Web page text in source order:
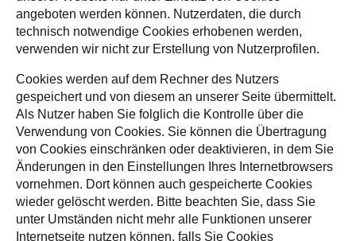
angeboten werden können. Nutzerdaten, die durch
technisch notwendige Cookies erhobenen werden,
verwenden wir nicht zur Erstellung von Nutzerprofilen.
Cookies werden auf dem Rechner des Nutzers
gespeichert und von diesem an unserer Seite übermittelt.
Als Nutzer haben Sie folglich die Kontrolle über die
Verwendung von Cookies. Sie können die Übertragung
von Cookies einschränken oder deaktivieren, in dem Sie
Änderungen in den Einstellungen Ihres Internetbrowsers
vornehmen. Dort können auch gespeicherte Cookies
wieder gelöscht werden. Bitte beachten Sie, dass Sie
unter Umständen nicht mehr alle Funktionen unserer
Internetseite nutzen können, falls Sie Cookies